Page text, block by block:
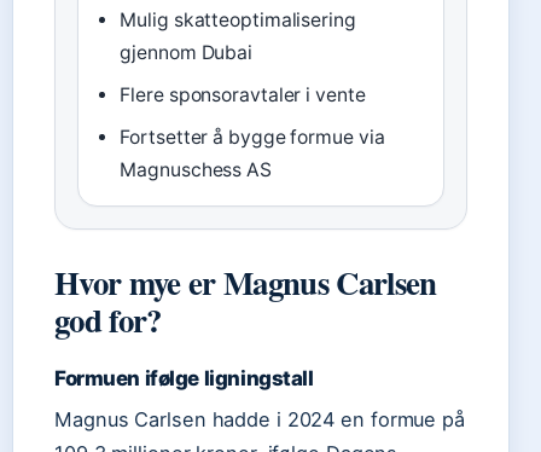
Mulig skatteoptimalisering
gjennom Dubai
Flere sponsoravtaler i vente
Fortsetter å bygge formue via
Magnuschess AS
Hvor mye er Magnus Carlsen
god for?
Formuen ifølge ligningstall
Magnus Carlsen hadde i 2024 en formue på